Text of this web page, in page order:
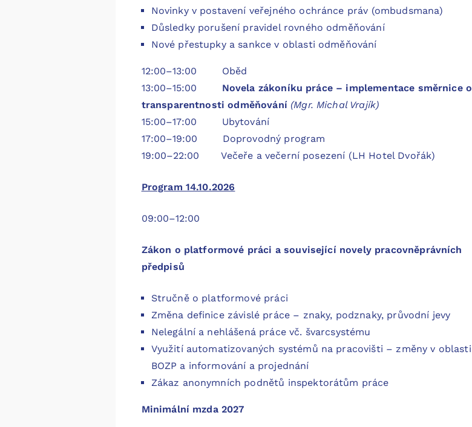
Novinky v postavení veřejného ochránce práv (ombudsmana)
Důsledky porušení pravidel rovného odměňování
Nové přestupky a sankce v oblasti odměňování
12:00–13:00
Oběd
13:00–15:00 Novela zákoníku práce – implementace směrnice o
transparentnosti odměňování (Mgr. Michal Vrajík)
15:00–17:00 Ubytování
17:00–19:00 Doprovodný program
19:00–22:00 Večeře a večerní posezení (LH Hotel Dvořák)
Program 14.10.2026
09:00–12:00
Zákon o platformové práci a související novely pracovněprávních
předpisů
Stručně o platformové práci
Změna definice závislé práce – znaky, podznaky, průvodní jevy
Nelegální a nehlášená práce vč. švarcsystému
Využití automatizovaných systémů na pracovišti – změny v oblasti
BOZP a informování a projednání
Zákaz anonymních podnětů inspektorátům práce
Minimální mzda 2027